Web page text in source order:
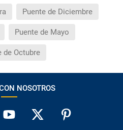
Puente de Diciembre
Puente de Mayo
de Octubre
NOSOTROS